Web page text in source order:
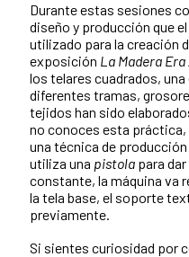
Durante estas sesiones
diseño y producción que
utilizado para la creación
exposición La Madera
los telares cuadrados,
diferentes tramas,
tejidos han sido
no conoces esta
una técnica de
utiliza una pistola para
constante, la máquina va
la tela base, el soporte
previamente.
Si sientes curiosidad por